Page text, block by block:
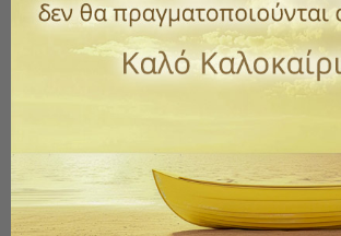
Σκαλιστό επινικελωμένο οικιακό θυμιατό.
Ποσότητα